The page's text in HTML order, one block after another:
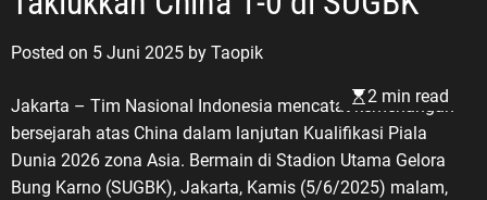
Posted on 5 Juni 2025 by Taopik
2 min read
Jakarta – Tim Nasional Indonesia mencatat kemenangan
bersejarah atas China dalam lanjutan Kualifikasi Piala
Dunia 2026 zona Asia. Bermain di Stadion Utama Gelora
Bung Karno (SUGBK), Jakarta, Kamis (5/6/2025) malam,